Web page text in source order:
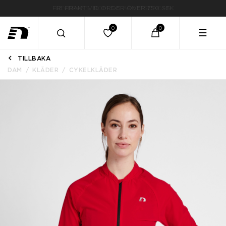
LEVERANS INOM 3-5 ARBETSDAGAR
☰
TILLBAKA
DAM
KLÄDER CYKELKLÄDER